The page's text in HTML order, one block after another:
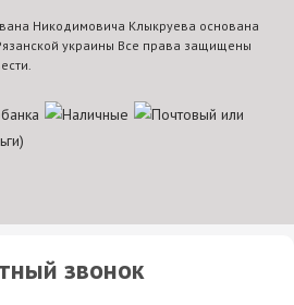
Никодимовича Клыкруева основана
украины Все права защищены
звонок